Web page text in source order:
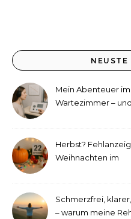
NEUSTE
Mein Abenteuer im
Wartezimmer –
Herbst?
Weihnachten im
Schmerzfrei,
– warum meine